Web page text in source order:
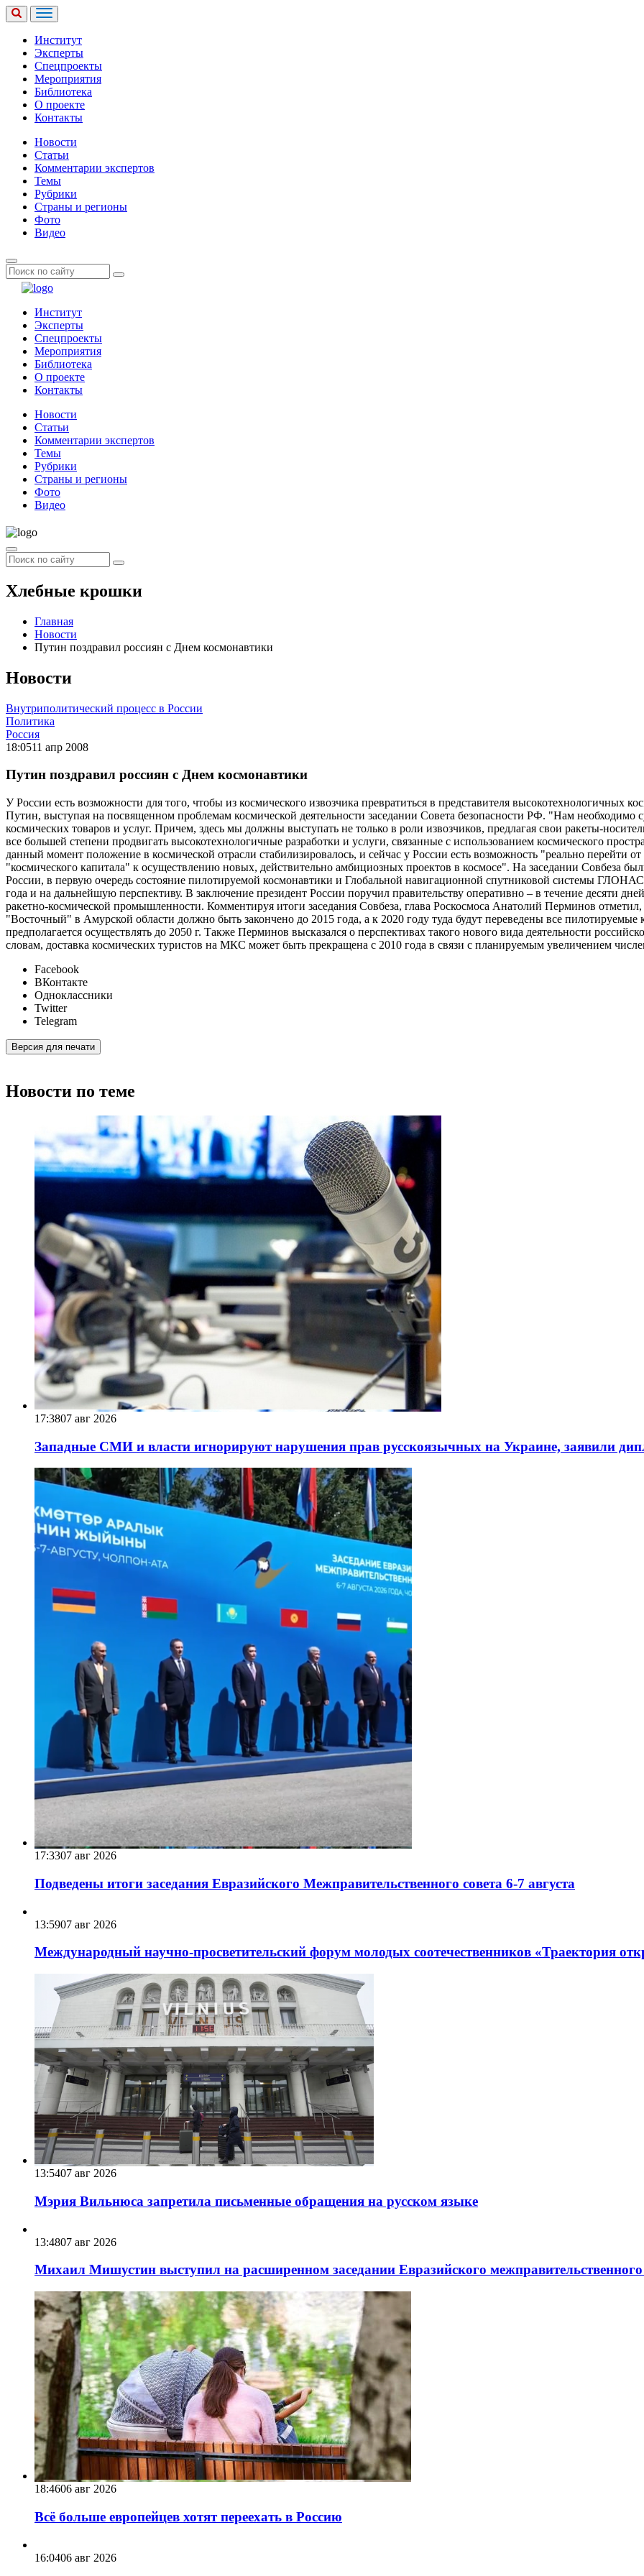
Институт
Эксперты
Спецпроекты
Мероприятия
Библиотека
О проекте
Контакты
Новости
Статьи
Комментарии экспертов
Темы
Рубрики
Страны и регионы
Фото
Видео
Институт
Эксперты
Спецпроекты
Мероприятия
Библиотека
О проекте
Контакты
Новости
Статьи
Комментарии экспертов
Темы
Рубрики
Страны и регионы
Фото
Видео
Хлебные крошки
Главная
Новости
Путин поздравил россиян с Днем космонавтики
Новости
Внутриполитический процесс в России
Политика
Россия
18:0511 апр 2008
Путин поздравил россиян с Днем космонавтики
У России есть возможности для того, чтобы из космического извозчика превратиться в представителя высокотехнологичных
Путин, выступая на посвященном проблемам космической деятельности заседании Совета безопасности РФ. "Нам
космических товаров и услуг. Причем, здесь мы должны выступать не только в роли извозчиков, предлагая свои ракеты-
все большей степени продвигать высокотехнологичные разработки и услуги, связанные с использованием космического
данный момент положение в космической отрасли стабилизировалось, и сейчас у России есть возможность "реально перейти
"космического капитала" к осуществлению новых, действительно амбициозных проектов в космосе". На заседании Совбеза
России, в первую очередь состояние пилотируемой космонавтики и Глобальной навигационной спутниковой системы
года и на дальнейшую перспективу. В заключение президент России поручил правительству оперативно – в течение десяти
ракетно-космической промышленности. Комментируя итоги заседания Совбеза, глава Роскосмоса Анатолий Перминов отметил,
"Восточный" в Амурской области должно быть закончено до 2015 года, а к 2020 году туда будут переведены все
предполагается осуществлять до 2050 г. Также Перминов высказался о перспективах такого нового вида деятельности
словам, доставка космических туристов на МКС может быть прекращена с 2010 года в связи с планируемым увеличением
Facebook
ВКонтакте
Одноклассники
Twitter
Telegram
Версия для печати
Новости по теме
17:3807 авг 2026
Западные СМИ и власти игнорируют нарушения прав русскоязычных на Украине, заявили
17:3307 авг 2026
Подведены итоги заседания Евразийского Межправительственного совета 6-7 августа
13:5907 авг 2026
Международный научно-просветительский форум молодых соотечественников «Траектория
13:5407 авг 2026
Мэрия Вильнюса запретила письменные обращения на русском языке
13:4807 авг 2026
Михаил Мишустин выступил на расширенном заседании Евразийского
18:4606 авг 2026
Всё больше европейцев хотят переехать в Россию
16:0406 авг 2026